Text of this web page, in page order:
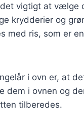
vigtigt at vælge
krydderier og
med ris, som er
i ovn er, at
dem i ovnen og
tilberedes.